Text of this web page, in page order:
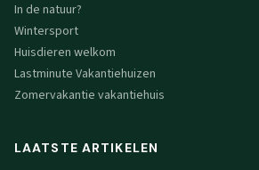
In de natuur?
Wintersport
Huisdieren welkom
Lastminute Vakantiehuizen
Zomervakantie vakantiehuis
LAATSTE ARTIKELEN